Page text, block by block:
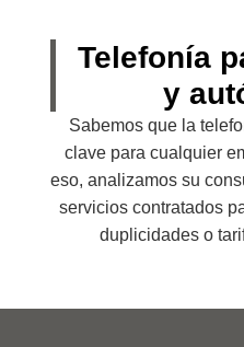
Telefonía
y
Sabemos que la
clave para cualquier
eso, analizamos su
servicios contratados
duplicidades o